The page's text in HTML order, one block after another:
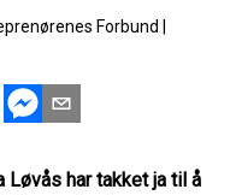
Forbund
har takket ja til å